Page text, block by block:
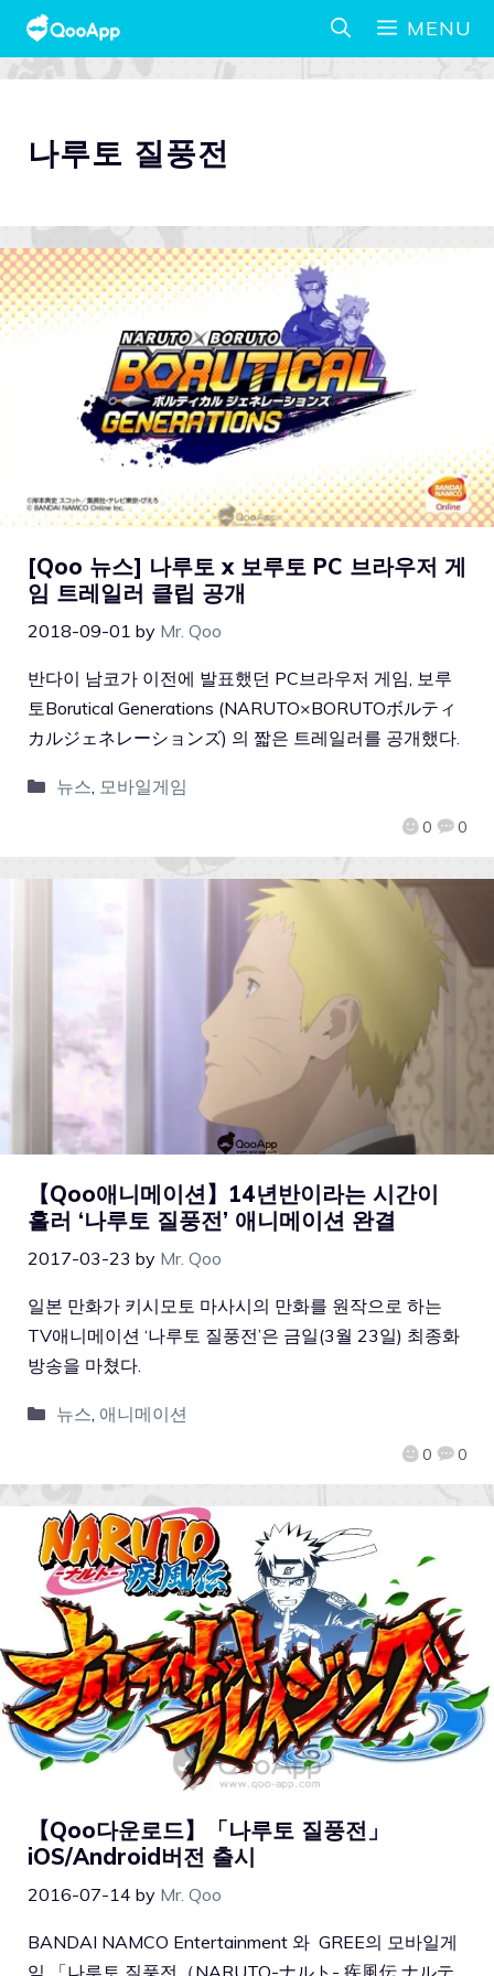
MENU
나루토 질풍전
[Qoo 뉴스] 나루토 x 보루토 PC 브라우저 게
임 트레일러 클립 공개
2018-09-01 by Mr. Qoo
0 0
반다이 남코가 이전에 발표했던 PC브라우저 게임, 보루
토Borutical Generations (NARUTO×BORUTOボルティ
カルジェネレーションズ) 의 짧은 트레일러를 공개했다.
뉴스, 모바일게임
【Qoo애니메이션】14년반이라는 시간이
흘러 ‘나루토 질풍전’ 애니메이션 완결
2017-03-23 by Mr. Qoo
0 0
일본 만화가 키시모토 마사시의 만화를 원작으로 하는
TV애니메이션 ‘나루토 질풍전’은 금일(3월 23일) 최종화
방송을 마쳤다.
뉴스 애니메이션
【Qoo다운로드】「나루토 질풍전」
iOS/Android버전 출시
2016-07-14 by Mr. Qoo
BANDAI NAMCO Entertainment 와 GREE의 모바일게